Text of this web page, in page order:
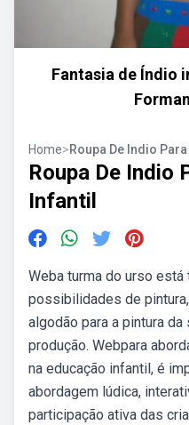
Fantasia de Índio
Home>Roupa De Indio
Roupa De Indio
Infantil
Weba turma do urso
possibilidades de
algodão para a pintura
produção. Webpara
na educação infantil, é
abordagem lúdica,
participação ativa das